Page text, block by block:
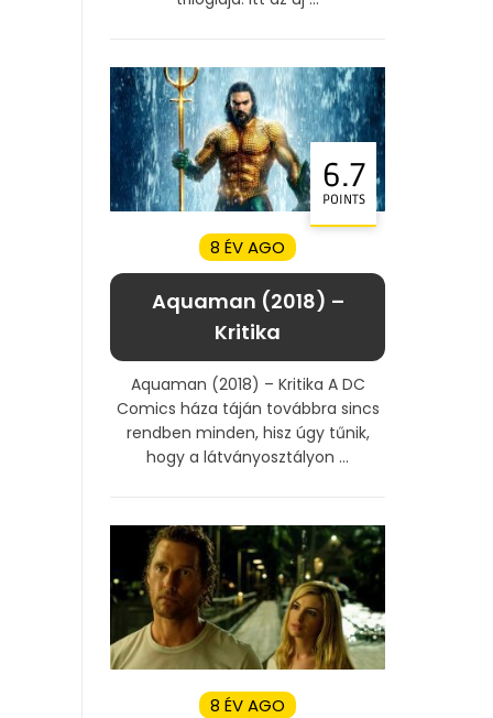
6.7
POINTS
8 ÉV AGO
Aquaman (2018) –
Kritika
Aquaman (2018) – Kritika A DC
Comics háza táján továbbra sincs
rendben minden, hisz úgy tűnik,
hogy a látványosztályon ...
8 ÉV AGO